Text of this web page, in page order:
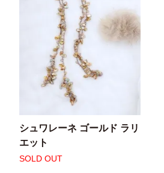
シュワレーネ ゴールド ラリ
エット
SOLD OUT